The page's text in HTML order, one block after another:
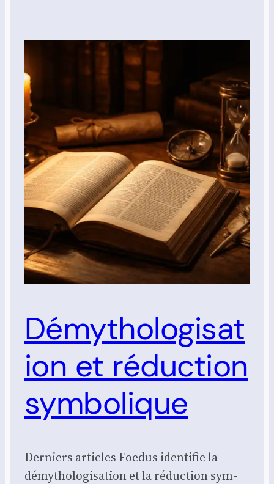
Démythologisat
ion et réduction
symbolique
Der­niers articles Foe­dus iden­ti­fie la
démy­tho­lo­gi­sa­tion et la réduc­tion sym­